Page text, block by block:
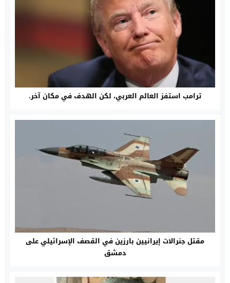
ترامب استفز العالم العربي، لكن الهدف في مكان آخر.
مقتل جنرالات إيرانيين بارزين في القصف الإسرائيلي على
دمشق